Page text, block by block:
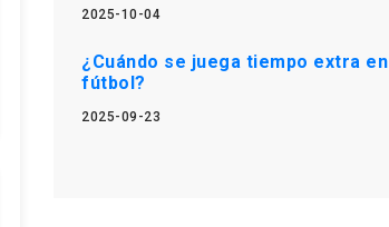
2025-10-04
¿Cuándo se juega tiempo extra en
fútbol?
2025-09-23